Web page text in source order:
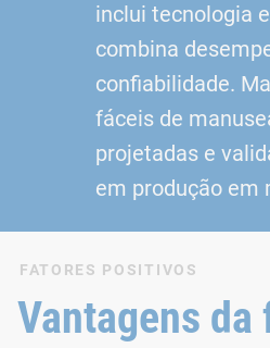
inclui tecnologia
combina
confiabilidade.
fáceis de
projetadas e
em produção em
FATORES POSITIVOS
Vantagens da